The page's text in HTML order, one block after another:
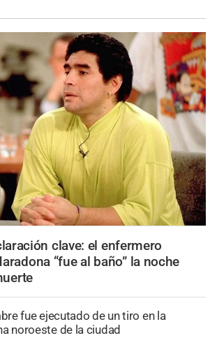
clave: el enfermero
“fue al baño” la noche
fue ejecutado de un tiro en la
noroeste de la ciudad